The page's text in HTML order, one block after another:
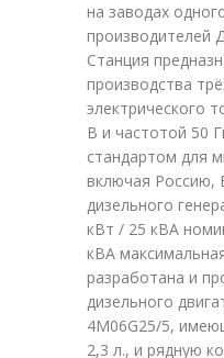
на заводах
производителей
Станция
производства
электрического
В и частотой 50
стандартом для
включая
дизельного
кВт / 25 кВА
кВА
разработана и
дизельного
4M06G25/5,
2,3 л., и рядную